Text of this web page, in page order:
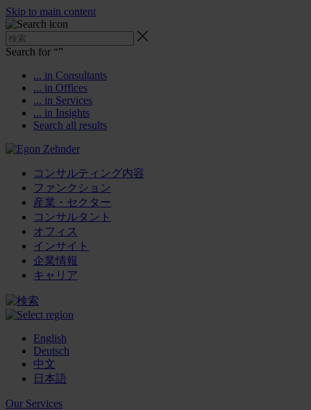
Skip to main content
Search for “”
... in Consultants
... in Offices
... in Services
... in Insights
Search all results
コンサルティング内容
ファンクション
産業・セクター
コンサルタント
オフィス
インサイト
企業情報
キャリア
English
Deutsch
中文
日本語
Our Services